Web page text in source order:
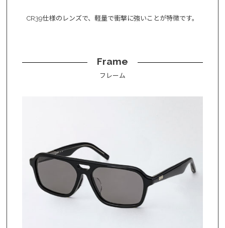
CR39仕様のレンズで、軽量で衝撃に強いことが特徴です。
Frame
フレーム